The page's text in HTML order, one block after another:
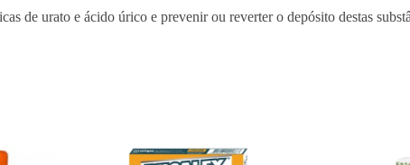
de urato e ácido úrico e prevenir ou reverter o depósito destas